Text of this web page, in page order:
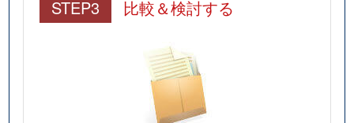
STEP3 比較＆検討する